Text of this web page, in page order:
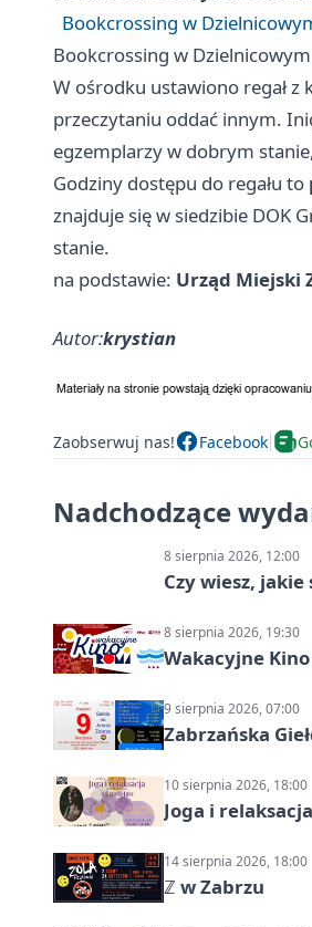
Bookcrossing w
Bookcrossing w
W ośrodku ustawiono regał z
przeczytaniu oddać innym.
egzemplarzy w dobrym
Godziny dostępu do regału to
znajduje się w siedzibie DOK
stanie.
na podstawie: Urząd Miejski
Autor:krystian
Zaobserwuj nas! Facebook
Nadchodzące
8 sierpnia 2026, 12:00
Czy wiesz,
8 sierpnia 2026, 19:30
Wakacyjne
9 sierpnia 2026, 07:00
Zabrzańska
10 sierpnia 2026, 18:00
Joga i
14 sierpnia 2026, 18:00
ℤ w Zabrzu